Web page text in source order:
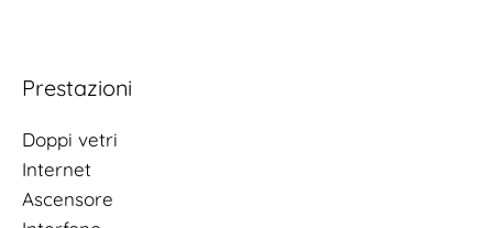
Prestazioni
Doppi vetri
Internet
Ascensore